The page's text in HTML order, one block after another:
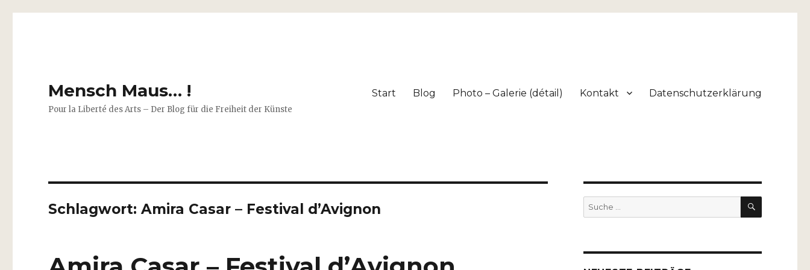
Mensch Maus… !
Pour la Liberté des Arts – Der Blog für die Freiheit der Künste
Start Blog Photo – Galerie (détail) Kontakt Datenschutzerklärung
Schlagwort:Amira Casar – Festival d’Avignon
Suche
nach:
SUCHEN